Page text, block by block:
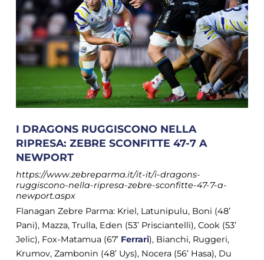
I DRAGONS RUGGISCONO NELLA
RIPRESA: ZEBRE SCONFITTE 47-7 A
NEWPORT
https://www.zebreparma.it/it-it/i-dragons-
ruggiscono-nella-ripresa-zebre-sconfitte-47-7-a-
newport.aspx
Flanagan Zebre Parma: Kriel, Latunipulu, Boni (48’
Pani), Mazza, Trulla, Eden (53’ Prisciantelli), Cook (53’
Jelic), Fox-Matamua (67’ Ferrari), Bianchi, Ruggeri,
Krumov, Zambonin (48’ Uys), Nocera (56’ Hasa), Du